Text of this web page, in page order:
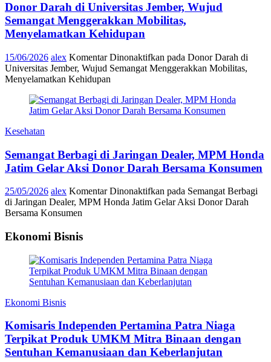
Donor Darah di Universitas Jember, Wujud
Semangat Menggerakkan Mobilitas,
Menyelamatkan Kehidupan
15/06/2026 alex Komentar Dinonaktifkan pada Donor Darah di
Universitas Jember, Wujud Semangat Menggerakkan Mobilitas,
Menyelamatkan Kehidupan
Kesehatan
Semangat Berbagi di Jaringan Dealer, MPM Honda
Jatim Gelar Aksi Donor Darah Bersama Konsumen
25/05/2026 alex Komentar Dinonaktifkan pada Semangat Berbagi
di Jaringan Dealer, MPM Honda Jatim Gelar Aksi Donor Darah
Bersama Konsumen
Ekonomi Bisnis
Ekonomi Bisnis
Komisaris Independen Pertamina Patra Niaga
Terpikat Produk UMKM Mitra Binaan dengan
Sentuhan Kemanusiaan dan Keberlanjutan